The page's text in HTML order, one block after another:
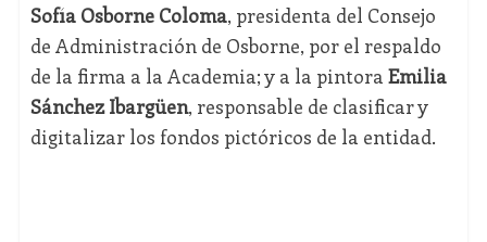
Sofía Osborne Coloma, presidenta del Consejo
de Administración de Osborne, por el respaldo
de la firma a la Academia; y a la pintora Emilia
Sánchez Ibargüen, responsable de clasificar y
digitalizar los fondos pictóricos de la entidad.